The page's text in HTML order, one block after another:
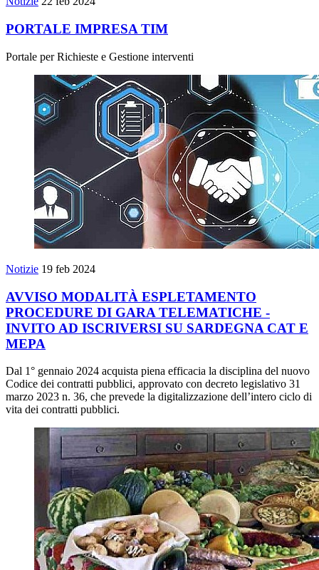
PORTALE IMPRESA TIM
Portale per Richieste e Gestione interventi
Notizie 19 feb 2024
AVVISO MODALITÀ ESPLETAMENTO
PROCEDURE DI GARA TELEMATICHE -
INVITO AD ISCRIVERSI SU SARDEGNA CAT E
MEPA
Dal 1° gennaio 2024 acquista piena efficacia la disciplina del nuovo
Codice dei contratti pubblici, approvato con decreto legislativo 31
marzo 2023 n. 36, che prevede la digitalizzazione dell’intero ciclo di
vita dei contratti pubblici.